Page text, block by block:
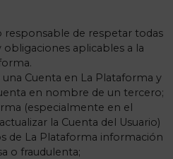
responsable de respetar todas
obligaciones aplicables a la
Cuenta en La Plataforma y
en nombre de un tercero;
(especialmente en el
la Cuenta del Usuario)
de La Plataforma información
o fraudulenta;